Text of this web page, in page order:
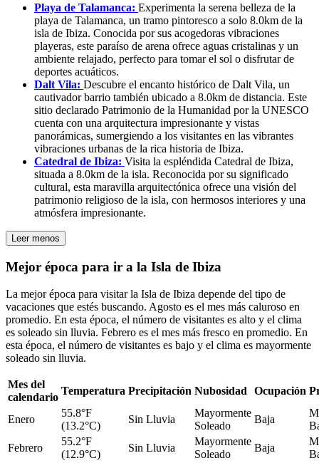
Playa de Talamanca: Experimenta la serena belleza de la
playa de Talamanca, un tramo pintoresco a solo 8.0km de la
isla de Ibiza. Conocida por sus acogedoras vibraciones
playeras, este paraíso de arena ofrece aguas cristalinas y un
ambiente relajado, perfecto para tomar el sol o disfrutar de
deportes acuáticos.
Dalt Vila: Descubre el encanto histórico de Dalt Vila, un
cautivador barrio también ubicado a 8.0km de distancia. Este
sitio declarado Patrimonio de la Humanidad por la UNESCO
cuenta con una arquitectura impresionante y vistas
panorámicas, sumergiendo a los visitantes en las vibrantes
vibraciones urbanas de la rica historia de Ibiza.
Catedral de Ibiza: Visita la espléndida Catedral de Ibiza,
situada a 8.0km de la isla. Reconocida por su significado
cultural, esta maravilla arquitectónica ofrece una visión del
patrimonio religioso de la isla, con hermosos interiores y una
atmósfera impresionante.
Leer menos
Mejor época para ir a la Isla de Ibiza
La mejor época para visitar la Isla de Ibiza depende del tipo de
vacaciones que estés buscando. Agosto es el mes más caluroso en
promedio. En esta época, el número de visitantes es alto y el clima
es soleado sin lluvia. Febrero es el mes más fresco en promedio. En
esta época, el número de visitantes es bajo y el clima es mayormente
soleado sin lluvia.
Mes del
calendario
Temperatura Precipitación Nubosidad Ocupación
Enero
55.8°F
(13.2°C)
Sin Lluvia
Mayormente
Soleado
Baja
Febrero
55.2°F
(12.9°C)
Sin Lluvia
Mayormente
Soleado
Baja